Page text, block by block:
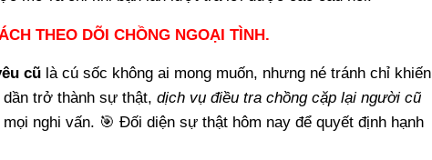
THEO DÕI CHỒNG NGOẠI TÌNH.
cũ là cú sốc không ai mong muốn, nhưng né tránh chỉ khiến
dần trở thành sự thật,dịch vụ điều tra chồng cặp lại người cũ
nghi vấn. 🎯 Đối diện sự thật hôm nay để quyết định hạnh